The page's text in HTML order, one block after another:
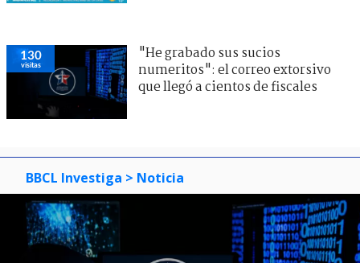
130
visitas
"He grabado sus sucios
numeritos": el correo extorsivo
que llegó a cientos de fiscales
BBCL Investiga > Noticia